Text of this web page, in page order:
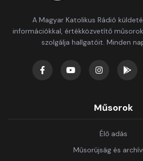
A Magyar Katolikus Rádió
információkkal, értékközvetítő
szolgálja hallgatóit. Minden
Műsorok
Élő adás
Műsorújság és